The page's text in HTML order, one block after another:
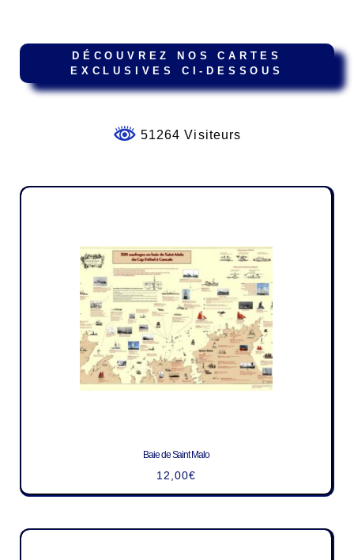
DÉCOUVREZ NOS CARTES
EXCLUSIVES CI-DESSOUS
51264 Visiteurs
Baie de Saint Malo
12,00€